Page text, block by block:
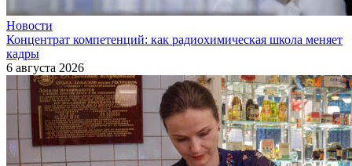
Новости
Концентрат компетенций: как радиохимическая школа меняет
кадры
6 августа 2026